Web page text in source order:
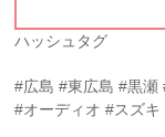
ハッシュタグ
#広島 #東広島 #黒瀬
#オーディオ #スズ